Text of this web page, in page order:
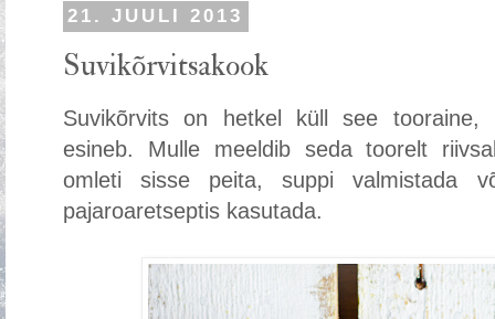
21. JUULI 2013
Suvikõrvitsakook
Suvikõrvits on hetkel küll see tooraine,
esineb. Mulle meeldib seda toorelt
omleti sisse peita, suppi valmistada
pajaroaretseptis kasutada.